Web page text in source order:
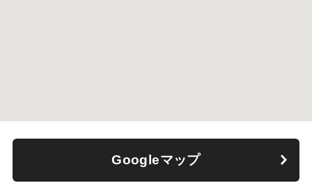
Googleマップ